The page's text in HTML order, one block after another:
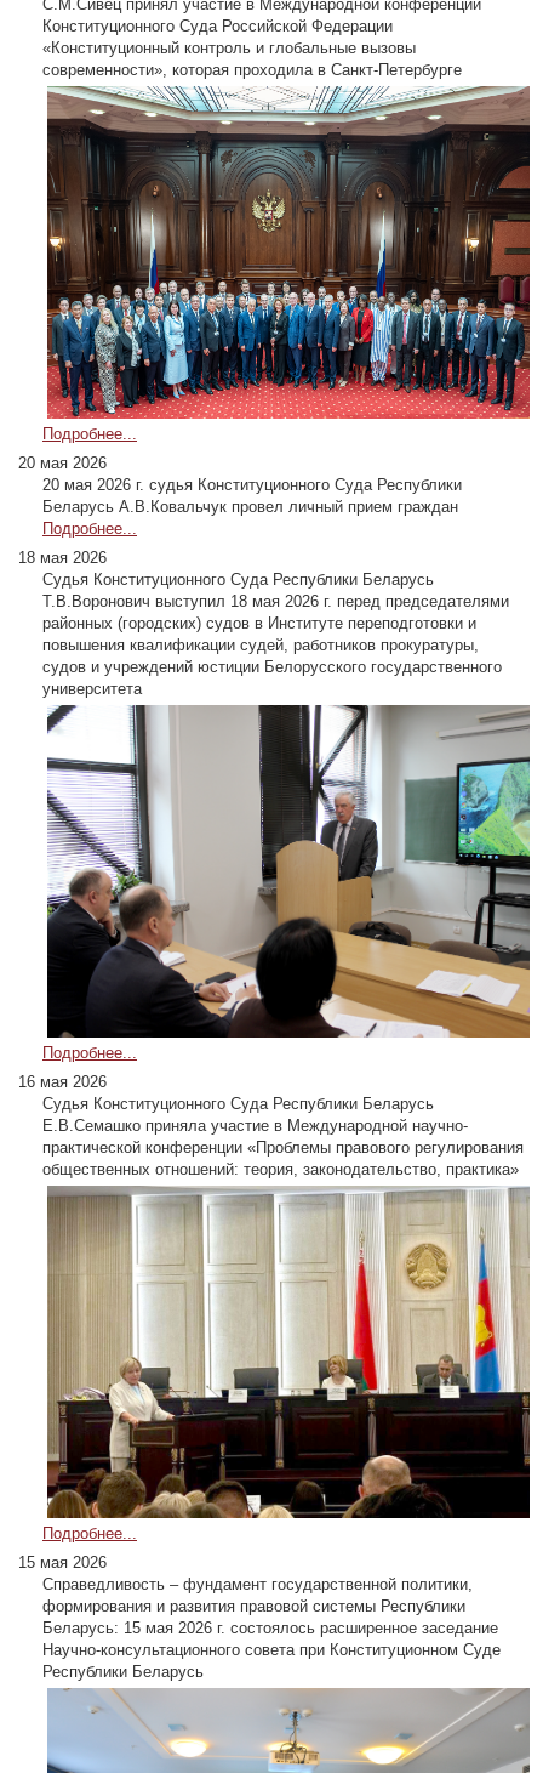
С.М.Сивец принял участие в Международной конференции
Конституционного Суда Российской Федерации
«Конституционный контроль и глобальные вызовы
современности», которая проходила в Санкт-Петербурге
Подробнее...
20 мая 2026
20 мая 2026 г. судья Конституционного Суда Республики
Беларусь А.В.Ковальчук провел личный прием граждан
Подробнее...
18 мая 2026
Судья Конституционного Суда Республики Беларусь
Т.В.Воронович выступил 18 мая 2026 г. перед председателями
районных (городских) судов в Институте переподготовки и
повышения квалификации судей, работников прокуратуры,
судов и учреждений юстиции Белорусского государственного
университета
Подробнее...
16 мая 2026
Судья Конституционного Суда Республики Беларусь
Е.В.Семашко приняла участие в Международной научно-
практической конференции «Проблемы правового регулирования
общественных отношений: теория, законодательство, практика»
Подробнее...
15 мая 2026
Справедливость – фундамент государственной политики,
формирования и развития правовой системы Республики
Беларусь: 15 мая 2026 г. состоялось расширенное заседание
Научно-консультационного совета при Конституционном Суде
Республики Беларусь